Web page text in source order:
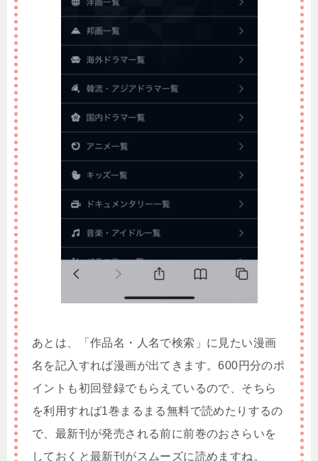
あとは、「作品名・人名で検索」に見たい漫画
名を記入すれば漫画が出てきます。600円分のポ
イントも初回登録でもらえているので、そちら
を利用すれば1巻まるまる無料で読めたりするの
で、最新刊が発売される前に前巻のおさらいを
しておくと最新刊がスムーズに読めますね。